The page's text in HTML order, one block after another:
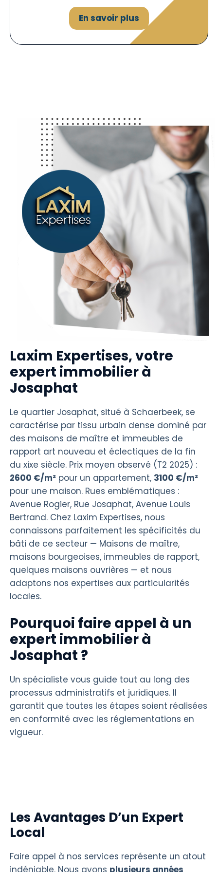
En savoir plus
Laxim Expertises, votre
expert immobilier à
Josaphat
Le quartier Josaphat, situé à Schaerbeek, se
caractérise par tissu urbain dense dominé par
des maisons de maître et immeubles de
rapport art nouveau et éclectiques de la fin
du xixe siècle. Prix moyen observé (T2 2025) :
2600 €/m² pour un appartement, 3100 €/m²
pour une maison. Rues emblématiques :
Avenue Rogier, Rue Josaphat, Avenue Louis
Bertrand. Chez Laxim Expertises, nous
connaissons parfaitement les spécificités du
bâti de ce secteur — Maisons de maître,
maisons bourgeoises, immeubles de rapport,
quelques maisons ouvrières — et nous
adaptons nos expertises aux particularités
locales.
Pourquoi faire appel à un
expert immobilier à
Josaphat ?
Un spécialiste vous guide tout au long des
processus administratifs et juridiques. Il
garantit que toutes les étapes soient réalisées
en conformité avec les réglementations en
vigueur.
Les Avantages D’un Expert
Local
Faire appel à nos services représente un atout
indéniable. Nous avons plusieurs années